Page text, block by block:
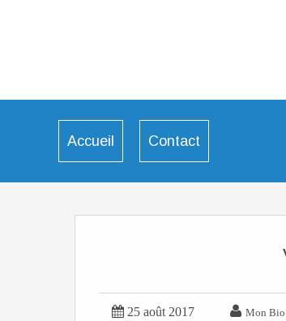
Accueil Contact
 25 août 2017  Mon